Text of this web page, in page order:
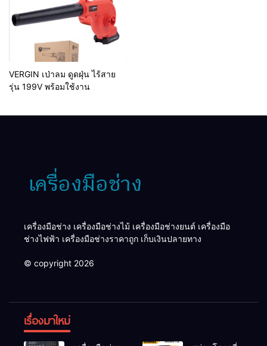
VERGIN เป่าลม ดูดฝุ่น ไร้สาย
รุ่น 199V พร้อมใช้งาน
เครื่องมือช่าง เครื่องมือช่างไม้ เครื่องมือช่างยนต์ เครื่องมือ
ช่างไฟฟ้า เครื่องมือช่างราคาถูก เก็บเงินปลายทาง
© copyright 2026
เรื่องมาใหม่